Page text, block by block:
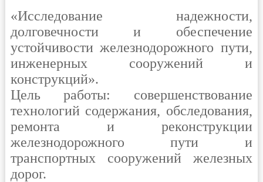
«Исследование надежности,
долговечности и обеспечение
устойчивости железнодорожного пути,
инженерных сооружений и
конструкций».
Цель работы: совершенствование
технологий содержания, обследования,
ремонта и реконструкции
железнодорожного пути и
транспортных сооружений железных
дорог.